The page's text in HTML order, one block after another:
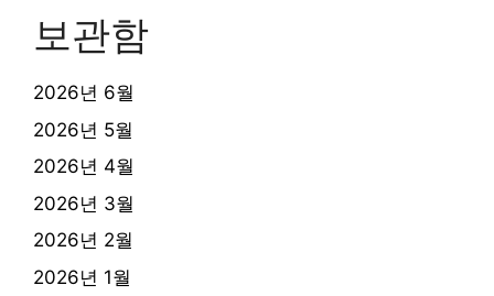
보관함
2026년 6월
2026년 5월
2026년 4월
2026년 3월
2026년 2월
2026년 1월